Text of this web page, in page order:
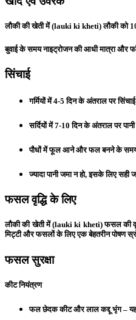
लौकी की खेती में (lauki ki kheti) लौकी को
बुवाई के समय नाइट्रोजन की आधी मात्रा और
सिंचाई
गर्मियों में 4-5 दिन के अंतराल पर
सर्दियों में 7-10 दिन के अंतराल पर पानी
पौधों में फूल आने और फल बनने के समय
ज्यादा पानी जमा न हो, इसके लिए
फसल वृद्धि के लिए
लौकी की खेती में (lauki ki kheti) फसल की
मिट्टी और फसलों के लिए एक बेहतरीन पोषण
फसल सुरक्षा
कीट नियंत्रण
फल छेदक कीट और लाल कद्दू भृंग–